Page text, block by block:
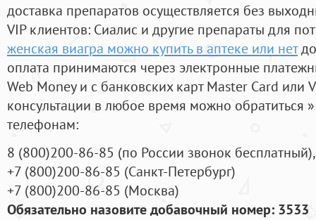
доставка препаратов осуществляется без
VIP клиентов: Сиалис и другие препараты для
женская виагра можно купить в аптеке или нет
оплата принимаются через электронные
Web Money и с банковских карт Master Card или
консультации в любое время можно обратиться
телефонам:
8 (800)200-86-85 (по России звонок бесплатный),
+7 (800)200-86-85 (Санкт-Петербург)
+7 (800)200-86-85 (Москва)
Обязательно назовите добавочный номер: 3533